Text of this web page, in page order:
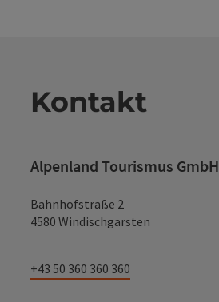
Kontakt
Alpenland Tourismus GmbH
Bahnhofstraße 2
4580 Windischgarsten
+43 50 360 360 360